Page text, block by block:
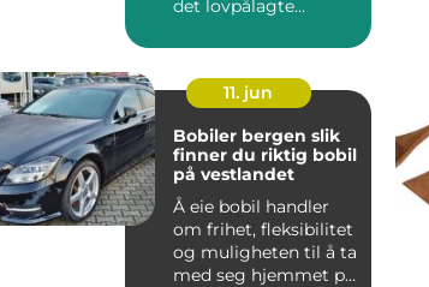
det lovpålagte
g...
11. jun
Bobiler bergen slik
finner du riktig bobil
på vestlandet
Å eie bobil handler
om frihet, fleksibilitet
og muligheten til å ta
med seg hjemmet på